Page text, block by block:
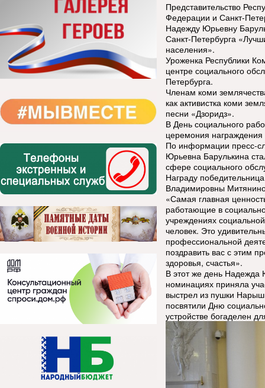
Представительство
Федерации и Санкт-
Надежду Юрьевну
Санкт-Петербурга
населения».
Уроженка Республики
центре социального
Петербурга.
Членам коми
как активистка коми
песни «Дзоридз».
В День социального
церемония
По информации пресс-
Юрьевна Барулькина
сфере социального
Награду
Владимировны
«Самая главная
работающие в
учреждениях
человек. Это
профессиональной
поздравить вас с этим
здоровья, счастья».
В этот же день Надежда
номинациях приняла
выстрел из пушки
посвятили Дню
устройстве богаделен